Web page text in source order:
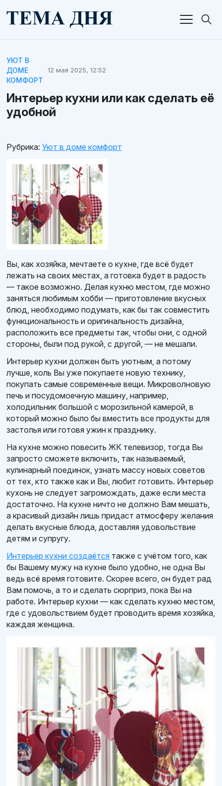
УЮТ В
ДОМЕ
КОМФОРТ
12 мая 2025, 12:52
Интерьер кухни или как сделать её
удобной
Рубрика: Уют в доме комфорт
Вы, как хозяйка, мечтаете о кухне, где всё будет
лежать на своих местах, а готовка будет в радость
— такое возможно. Делая кухню местом, где можно
заняться любимым хобби — приготовление вкусных
блюд, необходимо подумать, как бы так совместить
функциональность и оригинальность дизайна,
расположить все предметы так, чтобы они, с одной
стороны, были под рукой, с другой, — не мешали.
Интерьер кухни должен быть уютным, а потому
лучше, коль Вы уже покупаете новую технику,
покупать самые современные вещи. Микроволновую
печь и посудомоечную машину, например,
холодильник большой с морозильной камерой, в
который можно было бы вместить все продукты для
застолья или готовя ужин к празднику.
На кухне можно повесить ЖК телевизор, тогда Вы
запросто сможете включить, так называемый,
кулинарный поединок, узнать массу новых советов
от тех, кто также как и Вы, любит готовить. Интерьер
кухонь не следует загромождать, даже если места
достаточно. На кухне ничто не должно Вам мешать,
а красивый дизайн лишь придаст атмосферу желания
делать вкусные блюда, доставляя удовольствие
детям и супругу.
Интерьер кухни создаётся также с учётом того, как
бы Вашему мужу на кухне было удобно, не одна Вы
ведь всё время готовите. Скорее всего, он будет рад
Вам помочь, а то и сделать сюрприз, пока Вы на
работе. Интерьер кухни — как сделать кухню местом,
где с удовольствием будет проводить время хозяйка,
каждая женщина.